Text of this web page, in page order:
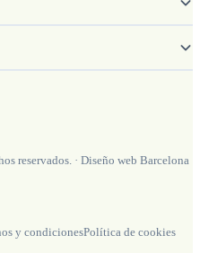
reservados. · Diseño web Barcelona
y condicionesPolítica de cookies